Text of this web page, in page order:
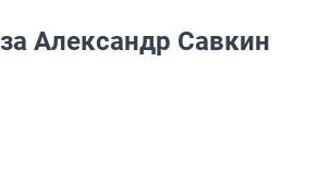
Александр Савкин